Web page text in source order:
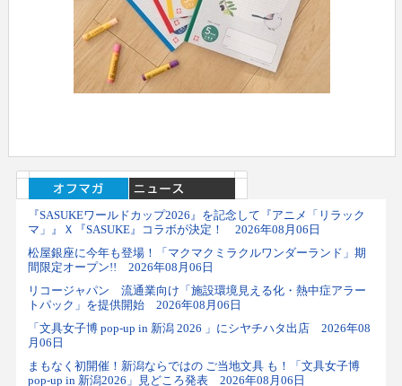
『SASUKEワールドカップ2026』を記念して『アニメ「リラック
マ」』Ｘ『SASUKE』コラボが決定！ 2026年08月06日
松屋銀座に今年も登場！「マクマクミラクルワンダーランド」期
間限定オープン!! 2026年08月06日
リコージャパン 流通業向け「施設環境見える化・熱中症アラー
トパック」を提供開始 2026年08月06日
「文具女子博 pop-up in 新潟 2026 」にシヤチハタ出店 2026年08
月06日
まもなく初開催！新潟ならではの ご当地文具 も！「文具女子博
pop-up in 新潟2026」見どころ発表 2026年08月06日